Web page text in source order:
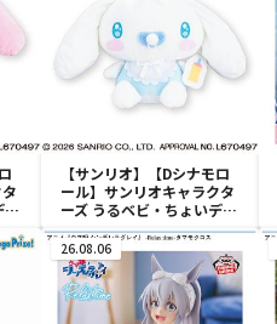
カ
【サンリオ】【Dシナモロ
ール】サンリオキャラクタ
ーズ うるベビ・ちょいデカ
ドール
26.08.06